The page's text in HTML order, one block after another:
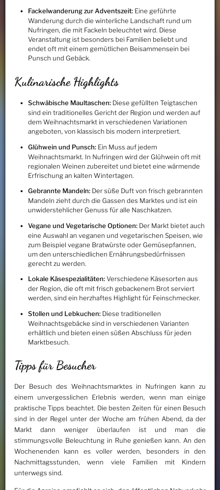
Fackelwanderung zur Adventszeit:Eine geführte
Wanderung durch die winterliche Landschaft rund um
Nufringen, die mit Fackeln beleuchtet wird. Diese
Veranstaltung ist besonders bei Familien beliebt und
endet oft mit einem gemütlichen Beisammensein bei
Punsch und Gebäck.
Kulinarische Highlights
Schwäbische Maultaschen:Diese gefüllten Teigtaschen
sind ein traditionelles Gericht der Region und werden auf
dem Weihnachtsmarkt in verschiedenen Variationen
angeboten, von klassisch bis modern interpretiert.
Glühwein und Punsch:Ein Muss auf jedem
Weihnachtsmarkt. In Nufringen wird der Glühwein oft mit
regionalen Weinen zubereitet und bietet eine wärmende
Erfrischung an kalten Wintertagen.
Gebrannte Mandeln:Der süße Duft von frisch gebrannten
Mandeln zieht durch die Gassen des Marktes und ist ein
unwiderstehlicher Genuss für alle Naschkatzen.
Vegane und Vegetarische Optionen:Der Markt bietet auch
eine Auswahl an veganen und vegetarischen Speisen, wie
zum Beispiel vegane Bratwürste oder Gemüsepfannen,
um den unterschiedlichen Ernährungsbedürfnissen
gerecht zu werden.
Lokale Käsespezialitäten:Verschiedene Käsesorten aus
der Region, die oft mit frisch gebackenem Brot serviert
werden, sind ein herzhaftes Highlight für Feinschmecker.
Stollen und Lebkuchen:Diese traditionellen
Weihnachtsgebäcke sind in verschiedenen Varianten
erhältlich und bieten einen süßen Abschluss für jeden
Marktbesuch.
Tipps für Besucher
Der Besuch des Weihnachtsmarktes in Nufringen kann zu
einem unvergesslichen Erlebnis werden, wenn man einige
praktische Tipps beachtet. Die besten Zeiten für einen Besuch
sind in der Regel unter der Woche am frühen Abend, da der
Markt dann weniger überlaufen ist und man die
stimmungsvolle Beleuchtung in Ruhe genießen kann. An den
Wochenenden kann es voller werden, besonders in den
Nachmittagsstunden, wenn viele Familien mit Kindern
unterwegs sind.